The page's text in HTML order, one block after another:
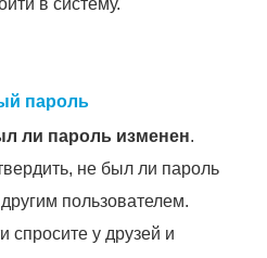
в систему.
пароль
ли пароль изменен.
не был ли пароль
пользователем.
спросите у друзей и